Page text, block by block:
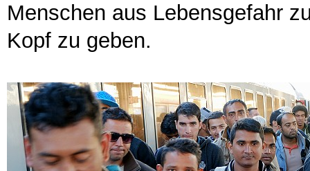
Menschen aus Lebensgefahr
Kopf zu geben.